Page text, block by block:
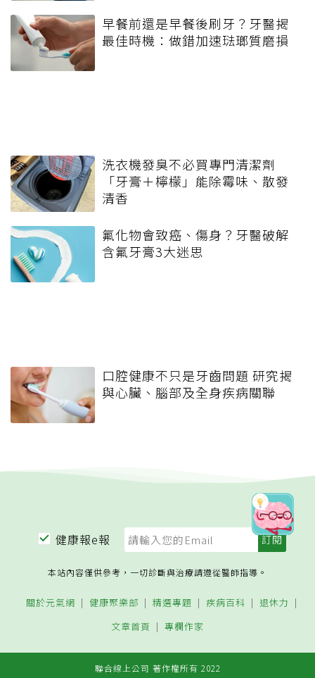
早餐前還是早餐後刷牙？牙醫揭
最佳時機：做錯加速琺瑯質磨損
洗衣機發臭不必買專門清潔劑
「牙膏＋檸檬」能除霉味、散發
清香
氟化物會致癌、傷身？牙醫破解
含氟牙膏3大迷思
口腔健康不只是牙齒問題 研究揭
與心臟、腦部及全身疾病關聯
健康報e報
本站內容僅供參考，一切診斷與治療請遵從醫師指導。
關於元氣網 健康聚樂部 精選專題 疾病百科
退休力
文章首頁
專欄作家
聯合線上公司 著作權所有 2022